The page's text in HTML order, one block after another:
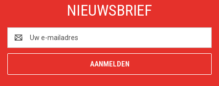
NIEUWSBRIEF
mailadres